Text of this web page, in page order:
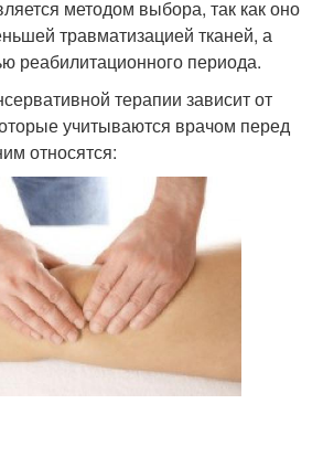
методом выбора, так как оно
травматизацией тканей, а
реабилитационного периода.
терапии зависит от
учитываются врачом перед
относятся: